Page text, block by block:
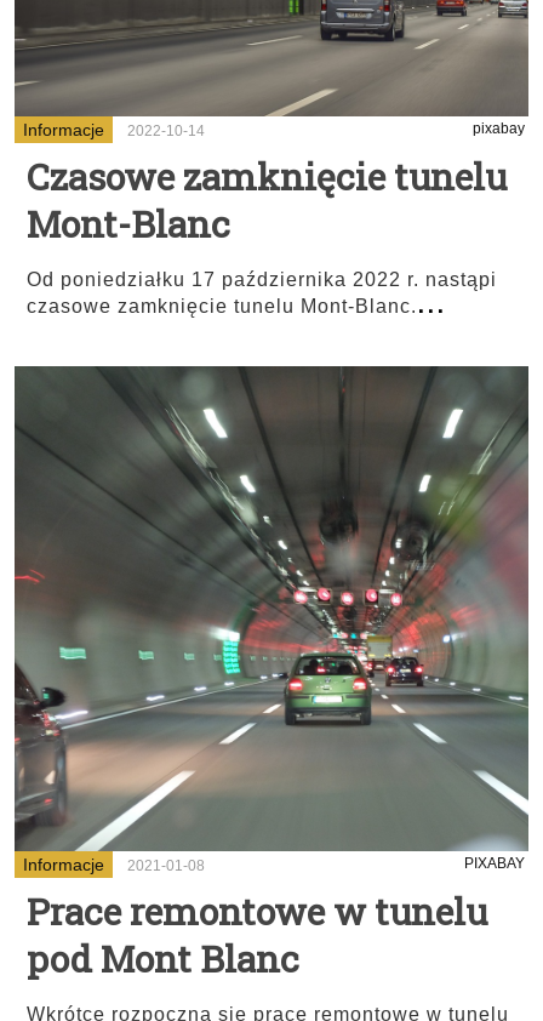
Informacje 2022-10-14 pixabay
Czasowe zamknięcie tunelu
Mont-Blanc
Od poniedziałku 17 października 2022 r. nastąpi
czasowe zamknięcie tunelu Mont-Blanc. ...
Informacje 2021-01-08 PIXABAY
Prace remontowe w tunelu
pod Mont Blanc
Wkrótce rozpoczną się prace remontowe w tunelu